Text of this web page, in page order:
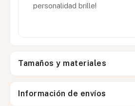
personalidad brille!
Tamaños y materiales
Información de envíos